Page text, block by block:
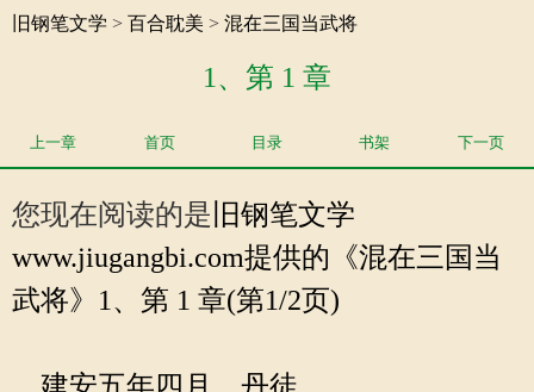
旧钢笔文学 > 百合耽美 > 混在三国当武将
1、第 1 章
上一章 首页 目录 书架 下一页
您现在阅读的是 旧钢笔文学
www.jiugangbi.com提供的《混在三国当
武将》1、第 1 章(第1/2页)